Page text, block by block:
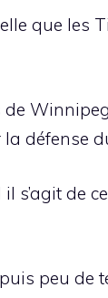
que
défense
s’agit de
peu